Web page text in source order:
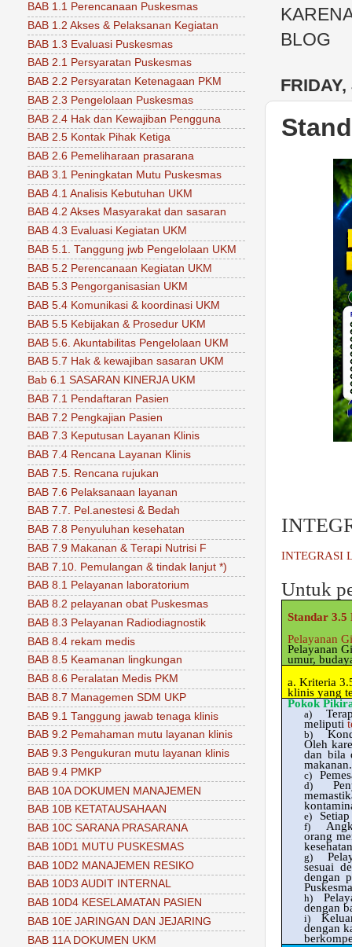
BLOG
INTEGRASI
Untuk
Standar 3.5
Pelayanan
Pelayanan
umur,
a. Kriteria
klinis yang
Pokok
a)
meliputi
b)
Oleh
dan bila
makanan.
c)
d)
e)
f)
orang
g)
sesuai
dengan
h)
dengan
i)
dengan
BAB 1.1 Perencanaan Puskesmas
BAB 1.2 Akses & Pelaksanan Kegiatan
BAB 1.3 Evaluasi Puskesmas
BAB 2.1 Persyaratan Puskesmas
BAB 2.2 Persyaratan Ketenagaan PKM
BAB 2.3 Pengelolaan Puskesmas
BAB 2.4 Hak dan Kewajiban Pengguna
BAB 2.5 Kontak Pihak Ketiga
BAB 2.6 Pemeliharaan prasarana
BAB 3.1 Peningkatan Mutu Puskesmas
BAB 4.1 Analisis Kebutuhan UKM
BAB 4.2 Akses Masyarakat dan sasaran
BAB 4.3 Evaluasi Kegiatan UKM
BAB 5.1. Tanggung jwb Pengelolaan UKM
BAB 5.2 Perencanaan Kegiatan UKM
BAB 5.3 Pengorganisasian UKM
BAB 5.4 Komunikasi & koordinasi UKM
BAB 5.5 Kebijakan & Prosedur UKM
BAB 5.6. Akuntabilitas Pengelolaan UKM
BAB 5.7 Hak & kewajiban sasaran UKM
Bab 6.1 SASARAN KINERJA UKM
BAB 7.1 Pendaftaran Pasien
BAB 7.2 Pengkajian Pasien
BAB 7.3 Keputusan Layanan Klinis
BAB 7.4 Rencana Layanan Klinis
BAB 7.5. Rencana rujukan
BAB 7.6 Pelaksanaan layanan
BAB 7.7. Pel.anestesi & Bedah
BAB 7.8 Penyuluhan kesehatan
BAB 7.9 Makanan & Terapi Nutrisi F
BAB 7.10. Pemulangan & tindak lanjut *)
BAB 8.1 Pelayanan laboratorium
BAB 8.2 pelayanan obat Puskesmas
BAB 8.3 Pelayanan Radiodiagnostik
BAB 8.4 rekam medis
BAB 8.5 Keamanan lingkungan
BAB 8.6 Peralatan Medis PKM
BAB 8.7 Managemen SDM UKP
BAB 9.1 Tanggung jawab tenaga klinis
BAB 9.2 Pemahaman mutu layanan klinis
BAB 9.3 Pengukuran mutu layanan klinis
BAB 9.4 PMKP
BAB 10A DOKUMEN MANAJEMEN
BAB 10B KETATAUSAHAAN
BAB 10C SARANA PRASARANA
BAB 10D1 MUTU PUSKESMAS
BAB 10D2 MANAJEMEN RESIKO
BAB 10D3 AUDIT INTERNAL
BAB 10D4 KESELAMATAN PASIEN
BAB 10E JARINGAN DAN JEJARING
BAB 11A DOKUMEN UKM